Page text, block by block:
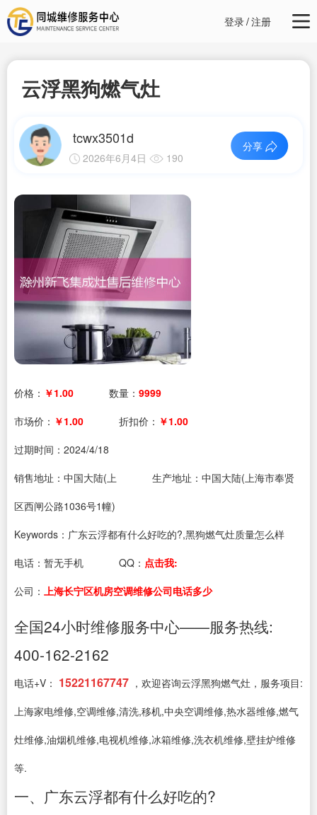
登录/注册
云浮黑狗燃气灶
tcwx3501d
2026年6月4日 190
分享
价格： ￥1.00 数量： 9999
市场价： ￥1.00 折扣价： ￥1.00
过期时间： 2024/4/18
销售地址：中国大陆(上
生产地址：中国大陆(上海市奉贤
区西闸公路1036号1幢)
Keywords：广东云浮都有什么好吃的?,黑狗燃气灶质量怎么样
电话： 暂无手机 QQ： 点击我:
公司： 上海长宁区机房空调维修公司电话多少
全国24小时维修服务中心——服务热线:
400-162-2162
电话+V： 15221167747 ，欢迎咨询云浮黑狗燃气灶，服务项目:
上海家电维修,空调维修,清洗,移机,中央空调维修,热水器维修,燃气
灶维修,油烟机维修,电视机维修,冰箱维修,洗衣机维修,壁挂炉维修
等.
一、广东云浮都有什么好吃的?